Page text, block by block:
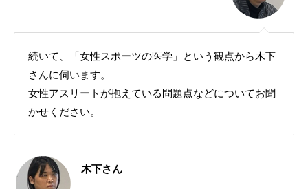
続いて、「女性スポーツの医学」という観点から木下
さんに伺います。
女性アスリートが抱えている問題点などについてお聞
かせください。
木下さん